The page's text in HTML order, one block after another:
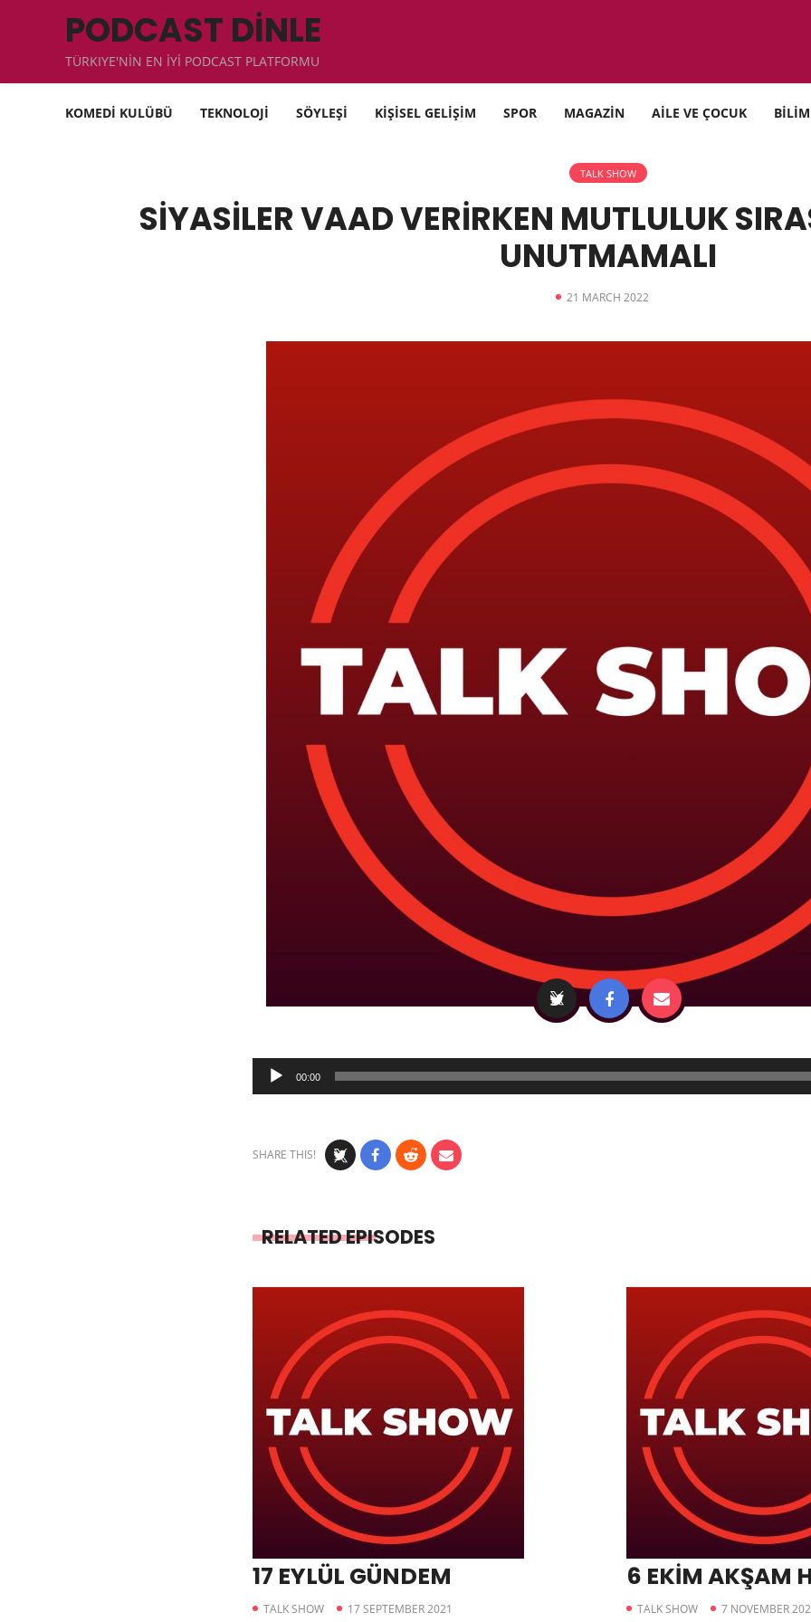
PODCAST DİNLE
TÜRKIYE'NİN EN İYİ PODCAST PLATFORMU
KOMEDİ KULÜBÜ TEKNOLOJİ SÖYLEŞİ KİŞİSEL GELİŞİM SPOR MAGAZİN AİLE VE ÇOCUK BİLİM
TALK SHOW
SİYASİLER VAAD VERİRKEN MUTLULUK
UNUTMAMALI
21 MARCH 2022
Audio
Player
00:00
SHARE THIS!
RELATED EPISODES
17 EYLÜL GÜNDEM
TALK SHOW 17 SEPTEMBER 2021
6 EKİM AKŞAM
TALK SHOW 7 NOVEMBER